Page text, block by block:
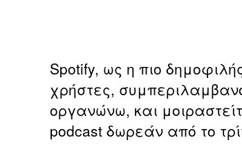
Spotify, ως η πιο
χρήστες,
οργανώνω, και
podcast δωρεάν από το